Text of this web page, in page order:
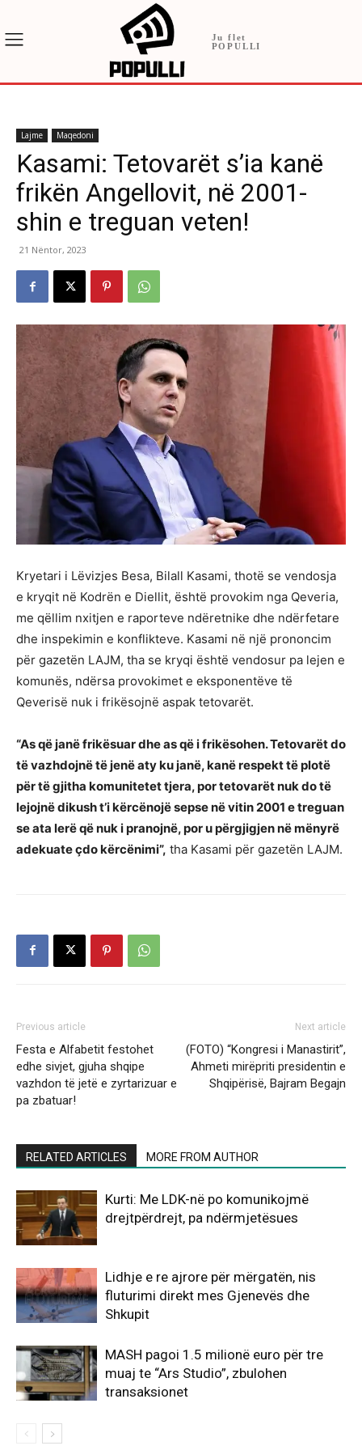
Ju flet
POPULLI
Lajme Maqedoni
Kasami: Tetovarët s’ia kanë
frikën Angellovit, në 2001-
shin e treguan veten!
21 Nëntor, 2023
Kryetari i Lëvizjes Besa, Bilall Kasami, thotë se vendosja
e kryqit në Kodrën e Diellit, është provokim nga Qeveria,
me qëllim nxitjen e raporteve ndëretnike dhe ndërfetare
dhe inspekimin e konflikteve. Kasami në një prononcim
për gazetën LAJM, tha se kryqi është vendosur pa lejen e
komunës, ndërsa provokimet e eksponentëve të
Qeverisë nuk i frikësojnë aspak tetovarët.
“As që janë frikësuar dhe as që i frikësohen. Tetovarët do
të vazhdojnë të jenë aty ku janë, kanë respekt të plotë
për të gjitha komunitetet tjera, por tetovarët nuk do të
lejojnë dikush t’i kërcënojë sepse në vitin 2001 e treguan
se ata lerë që nuk i pranojnë, por u përgjigjen në mënyrë
adekuate çdo kërcënimi”, tha Kasami për gazetën LAJM.
Previous article
Festa e Alfabetit festohet
edhe sivjet, gjuha shqipe
vazhdon të jetë e zyrtarizuar e
pa zbatuar!
Next article
(FOTO) “Kongresi i Manastirit”,
Ahmeti mirëpriti presidentin e
Shqipërisë, Bajram Begajn
RELATED ARTICLES MORE FROM AUTHOR
Kurti: Me LDK-në po komunikojmë
drejtpërdrejt, pa ndërmjetësues
Lidhje e re ajrore për mërgatën, nis
fluturimi direkt mes Gjenevës dhe
Shkupit
MASH pagoi 1.5 milionë euro për tre
muaj te “Ars Studio”, zbulohen
transaksionet